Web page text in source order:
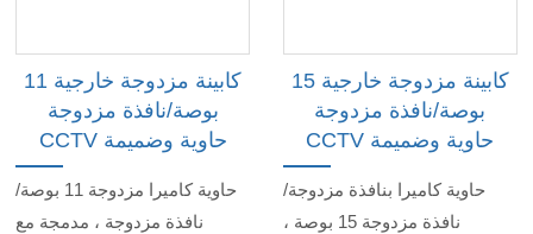
كابينة مزدوجة خارجية 11
بوصة/نافذة مزدوجة
CCTV حاوية وضميمة
حاوية كاميرا مزدوجة 11 بوصة/
نافذة مزدوجة ، مدمجة مع
كابينة مزدوجة خارجية 15
بوصة/نافذة مزدوجة
CCTV حاوية وضميمة
حاوية كاميرا بنافذة مزدوجة/
نافذة مزدوجة 15 بوصة ،